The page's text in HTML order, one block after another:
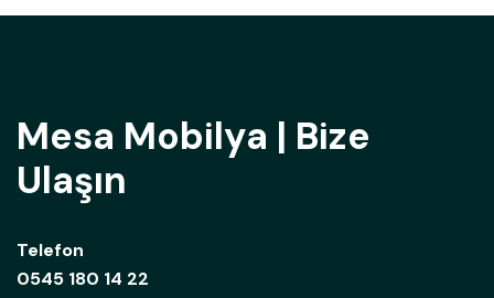
Mesa Mobilya | Bize
Ulaşın
Telefon
0545 180 14 22